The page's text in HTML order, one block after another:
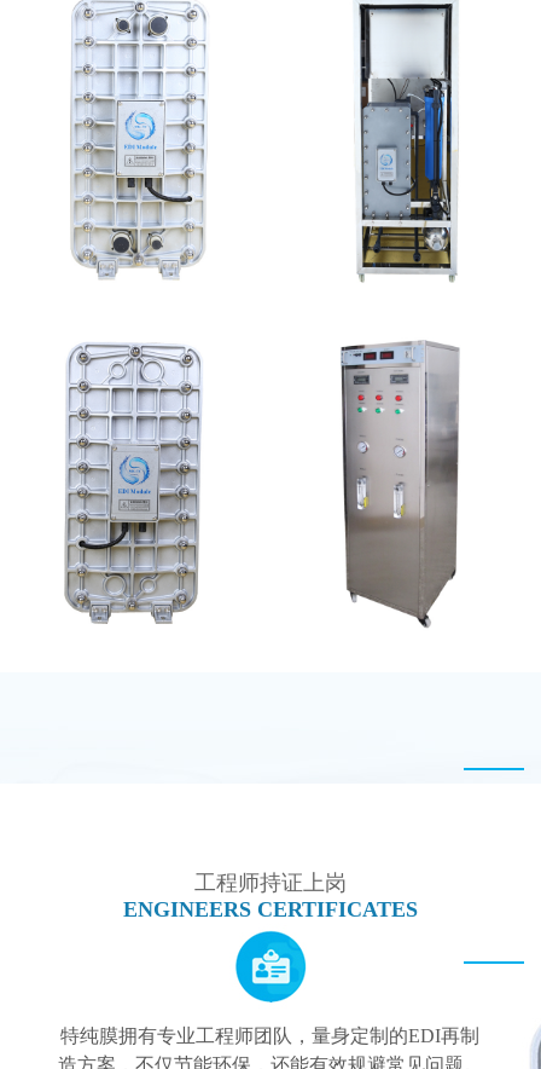
MK-TC50 EDI设备 MK-TC500 EDI模块
MK-TC300 EDI超纯水
处理设备
MK-TC100 EDI设备
工程师持证上岗
ENGINEERS CERTIFICATES
特纯膜拥有专业工程师团队，量身定制的EDI再制